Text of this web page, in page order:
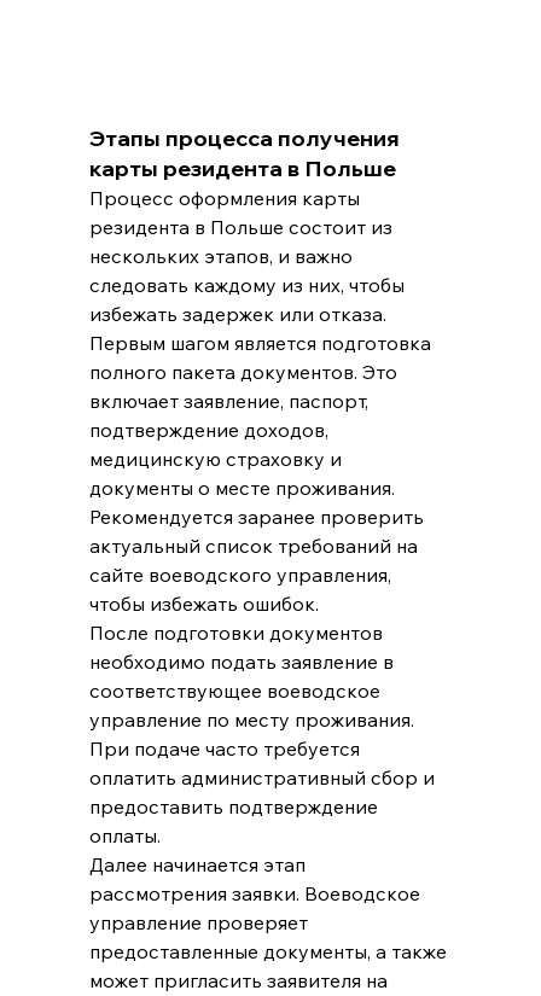
Этапы процесса получения
карты резидента в Польше
Процесс оформления карты
резидента в Польше состоит из
нескольких этапов, и важно
следовать каждому из них, чтобы
избежать задержек или отказа.
Первым шагом является подготовка
полного пакета документов. Это
включает заявление, паспорт,
подтверждение доходов,
медицинскую страховку и
документы о месте проживания.
Рекомендуется заранее проверить
актуальный список требований на
сайте воеводского управления,
чтобы избежать ошибок.
После подготовки документов
необходимо подать заявление в
соответствующее воеводское
управление по месту проживания.
При подаче часто требуется
оплатить административный сбор и
предоставить подтверждение
оплаты.
Далее начинается этап
рассмотрения заявки. Воеводское
управление проверяет
предоставленные документы, а также
может пригласить заявителя на